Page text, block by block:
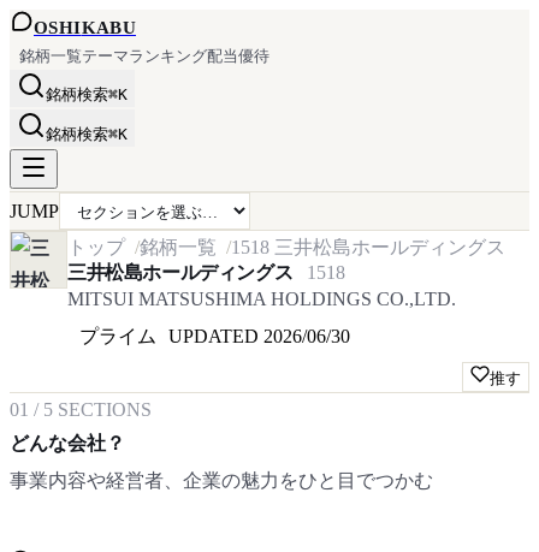
OSHIKABU
銘柄一覧テーマランキング配当優待
銘柄検索⌘K
銘柄検索⌘K
JUMP
トップ
銘柄一覧 1518 三井松島ホールディングス
三井松島ホールディングス
1518
MITSUI MATSUSHIMA HOLDINGS CO.,LTD.
プライム
UPDATED 2026/06/30
推す
01 / 5 SECTIONS
どんな会社？
事業内容や経営者、企業の魅力をひと目でつかむ